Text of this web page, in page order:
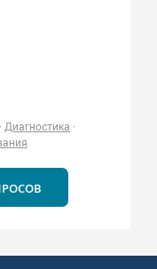
· Диагностика ·